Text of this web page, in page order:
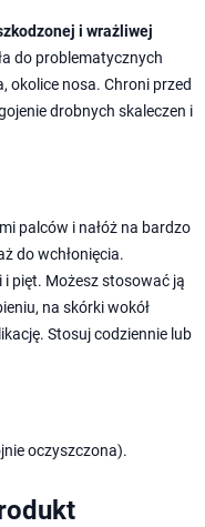
i wrażliwej
do problematycznych
okolice nosa. Chroni przed
drobnych skaleczen i
palców i nałóż na bardzo
do wchłonięcia.
i pięt. Możesz stosować ją
na skórki wokół
Stosuj codziennie lub
oczyszczona).